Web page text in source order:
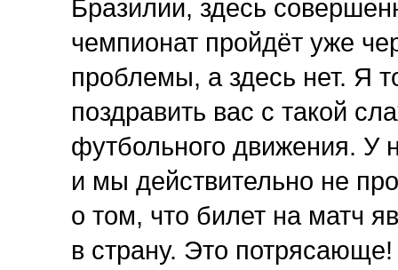
Бразилии, здесь
чемпионат пройдёт уже
проблемы, а здесь нет. Я
поздравить вас с такой
футбольного движения. У
и мы действительно не
о том, что билет на матч
в страну. Это